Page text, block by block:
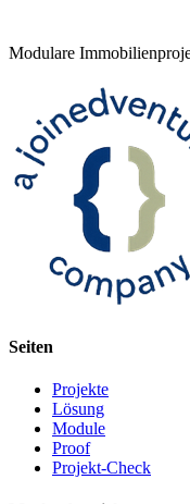
Modulare
Seiten
Projekte
Lösung
Module
Proof
Projekt-Check